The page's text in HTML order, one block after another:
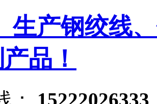
：
15222026333